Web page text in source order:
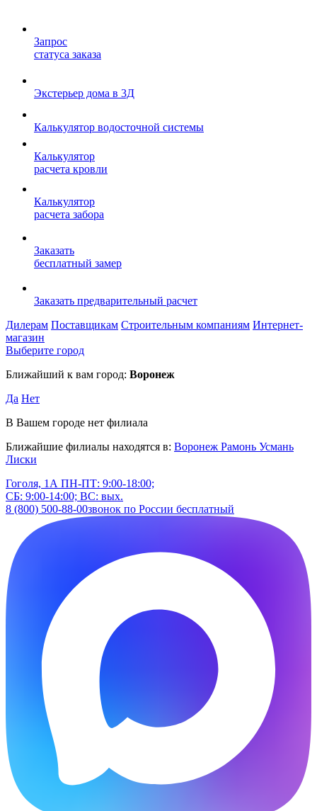
Запрос
статуса заказа
Экстерьер дома в 3Д
Калькулятор водосточной системы
Калькулятор
расчета кровли
Калькулятор
расчета забора
Заказать
бесплатный замер
Заказать предварительный расчет
Дилерам Поставщикам Строительным компаниям Интернет-
магазин
Выберите город
Ближайший к вам город: Воронеж
Да Нет
В Вашем городе нет филиала
Ближайшие филиалы находятся в: Воронеж Рамонь Усмань
Лиски
Гоголя, 1А ПН-ПТ: 9:00-18:00;
СБ: 9:00-14:00; ВС: вых.
8 (800) 500-88-00звонок по России бесплатный